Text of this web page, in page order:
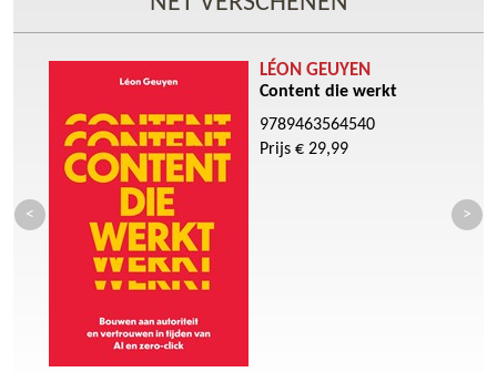
LÉON GEUYEN
Content die werkt
9789463564540
Prijs € 29,99